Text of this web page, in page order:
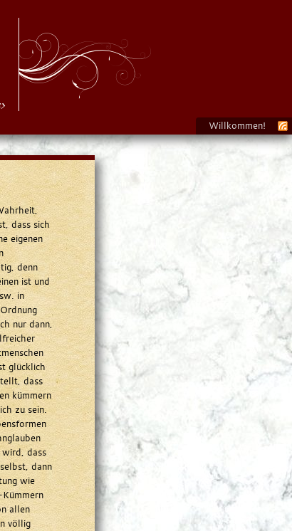
Willkommen!
dass sich
eigenen
denn
ist und
in
nur dann,
glücklich
dass
kümmern
zu sein.
dass
dann
wie
allen
völlig